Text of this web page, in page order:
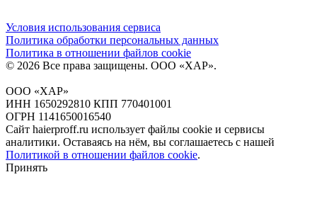
Условия использования сервиса
Политика обработки персональных данных
Политика в отношении файлов сookie
© 2026 Все права защищены. ООО «ХАР».
ООО «ХАР»
ИНН 1650292810 КПП 770401001
ОГРН 1141650016540
Сайт haierproff.ru использует файлы сookie и сервисы
аналитики. Оставаясь на нём, вы соглашаетесь с нашей
Политикой в отношении файлов сookie.
Принять